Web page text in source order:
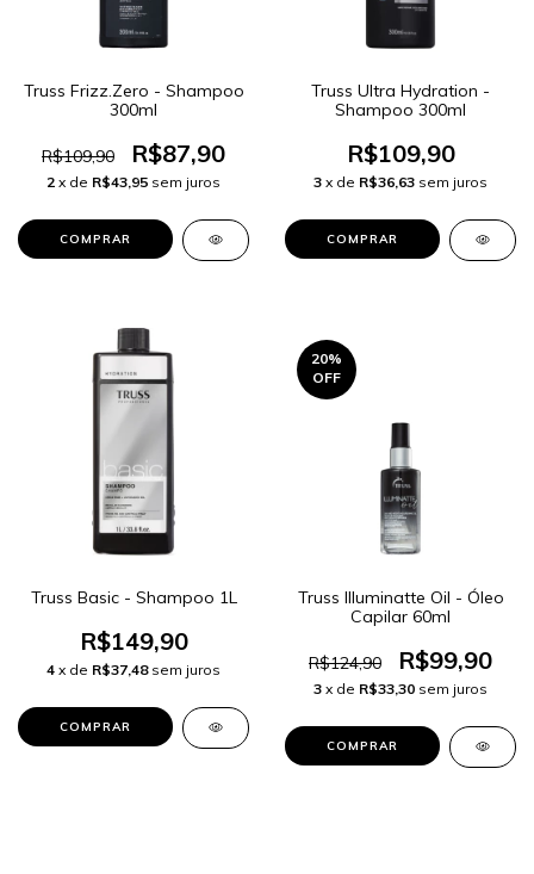
Truss Frizz.Zero - Shampoo
300ml
R$109,90 R$87,90
2 x de R$43,95 sem juros
Truss Ultra Hydration -
Shampoo 300ml
R$109,90
3 x de R$36,63 sem juros
Truss Basic - Shampoo 1L
R$149,90
4 x de R$37,48 sem juros
20%
OFF
Truss Illuminatte Oil - Óleo
Capilar 60ml
R$124,90 R$99,90
3 x de R$33,30 sem juros